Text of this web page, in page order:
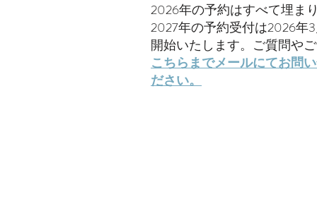
2026年の予約はすべて埋まり
2027年の予約受付は2026年
開始いたします。ご質問やご
こちらまでメールにてお問
ださい。